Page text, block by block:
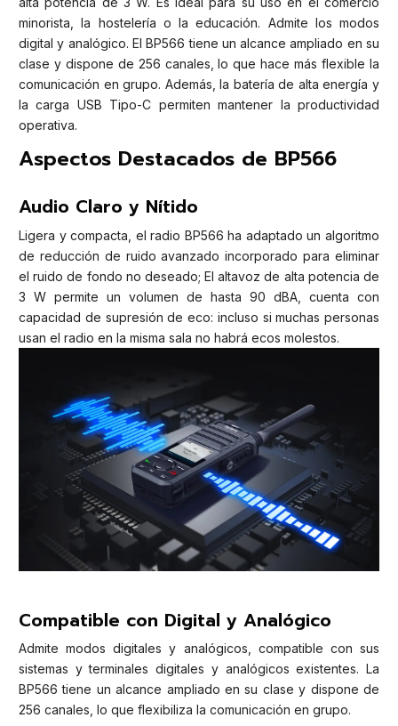
minorista, la hostelería o la educación. Admite los modos
digital y analógico. El BP566 tiene un alcance ampliado en su
clase y dispone de 256 canales, lo que hace más flexible la
comunicación en grupo. Además, la batería de alta energía y
la carga USB Tipo-C permiten mantener la productividad
operativa.
Aspectos Destacados de BP566
Audio Claro y Nítido
Ligera y compacta, el radio BP566 ha adaptado un algoritmo
de reducción de ruido avanzado incorporado para eliminar
el ruido de fondo no deseado; El altavoz de alta potencia de
3 W permite un volumen de hasta 90 dBA, cuenta con
capacidad de supresión de eco: incluso si muchas personas
usan el radio en la misma sala no habrá ecos molestos.
Compatible con Digital y Analógico
Admite modos digitales y analógicos, compatible con sus
sistemas y terminales digitales y analógicos existentes. La
BP566 tiene un alcance ampliado en su clase y dispone de
256 canales, lo que flexibiliza la comunicación en grupo.